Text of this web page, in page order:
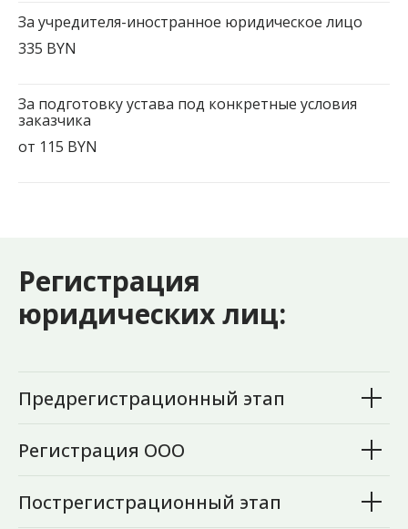
За учредителя-иностранное юридическое лицо
335 BYN
За подготовку устава под конкретные условия
заказчика
от 115 BYN
Регистрация
юридических лиц:
Предрегистрационный этап
Регистрация ООО
Пострегистрационный этап